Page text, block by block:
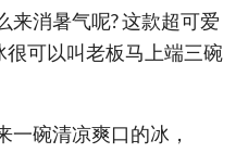
来消暑气呢? 这款超可爱
很可以叫老板马上端三碗
一碗清凉爽口的冰，